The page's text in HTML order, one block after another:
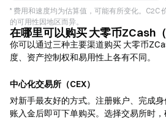
* 费用和速度均为估算值，可能有所变化。C2C
的可用性因地区而异。
在哪里可以购买 大零币ZCash
你可以通过三种主要渠道购买 大零币
度、资产控制权和易用性上各有不同。
中心化交易所（CEX）
对新手最友好的方式。注册账户、完成
账入金后即可下单购买。选择交易所时